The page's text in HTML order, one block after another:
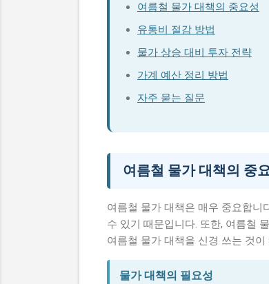
여름철 물가 대책의 중요성
유통비 절감 방법
물가 상승 대비 투자 전략
가계 예산 정리 방법
자주 묻는 질문
여름철 물가 대책의 중
여름철 물가 대책은 매우 중요합니
수 있기 때문입니다. 또한, 여름철
여름철 물가 대책을 신경 쓰는 것이
물가 대책의 필요성